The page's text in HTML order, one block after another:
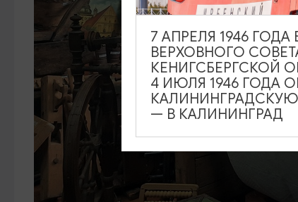
7 АПРЕЛЯ 1946
ВЕРХОВНОГО
КЕНИГСБЕРГСКОЙ
4 ИЮЛЯ 1946 ГОДА
— В КАЛИНИНГРАД